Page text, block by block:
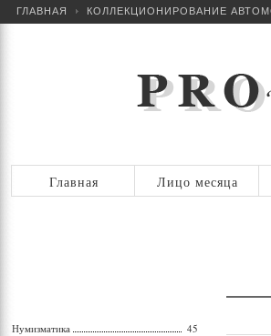
ГЛАВНАЯ КОЛЛЕКЦИОНИРОВАНИЕ
Главная Лицо месяца
Нумизматика 45